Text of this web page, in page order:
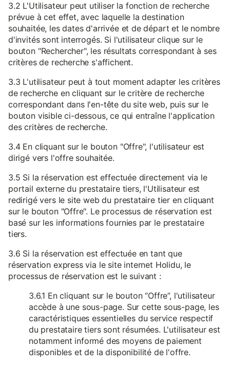
3.2 L'Utilisateur peut utiliser la fonction de recherche
prévue à cet effet, avec laquelle la destination
souhaitée, les dates d'arrivée et de départ et le nombre
d'invités sont interrogés. Si l'utilisateur clique sur le
bouton "Rechercher", les résultats correspondant à ses
critères de recherche s'affichent.
3.3 L'utilisateur peut à tout moment adapter les critères
de recherche en cliquant sur le critère de recherche
correspondant dans l'en-tête du site web, puis sur le
bouton visible ci-dessous, ce qui entraîne l'application
des critères de recherche.
3.4 En cliquant sur le bouton "Offre", l'utilisateur est
dirigé vers l'offre souhaitée.
3.5 Si la réservation est effectuée directement via le
portail externe du prestataire tiers, l'Utilisateur est
redirigé vers le site web du prestataire tier en cliquant
sur le bouton "Offre". Le processus de réservation est
basé sur les informations fournies par le prestataire
tiers.
3.6 Si la réservation est effectuée en tant que
réservation express via le site internet Holidu, le
processus de réservation est le suivant :
3.6.1 En cliquant sur le bouton “Offre”, l'utilisateur
accède à une sous-page. Sur cette sous-page, les
caractéristiques essentielles du service respectif
du prestataire tiers sont résumées. L'utilisateur est
notamment informé des moyens de paiement
disponibles et de la disponibilité de l'offre.